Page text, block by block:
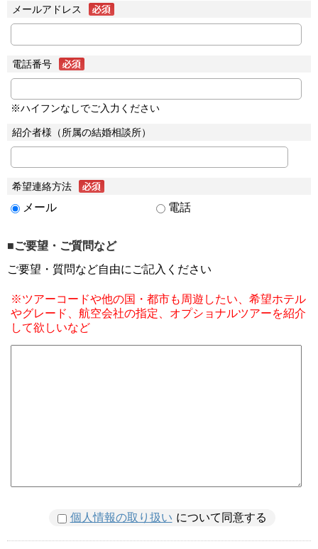
メールアドレス
電話番号
※ハイフンなしでご入力ください
紹介者様（所属の結婚相談所）
希望連絡方法
メール 電話
■ご要望・ご質問など
ご要望・質問など自由にご記入ください
※ツアーコードや他の国・都市も周遊したい、希望ホテル
やグレード、航空会社の指定、オプショナルツアーを紹介
して欲しいなど
個人情報の取り扱い について同意する